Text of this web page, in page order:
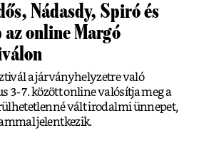
Nádasdy, Spiró és
az online Margó
a járványhelyzetre való
3-7. között online valósítja meg a
vált irodalmi ünnepet,
jelentkezik.